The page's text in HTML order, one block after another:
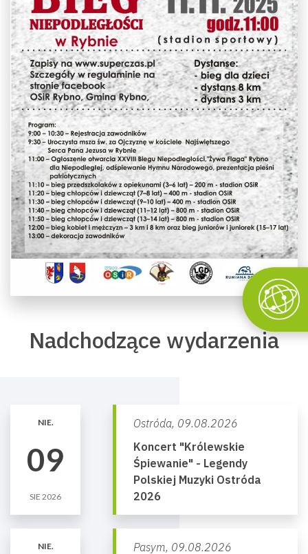
Nadchodzące wydarzenia
NIE.
09
SIE 2026
Ostróda, 09.08.2026
Koncert "Królewskie
Śpiewanie" - Legendy
Polskiej Muzyki Ostróda
2026
NIE. Pasym, 09.08.2026